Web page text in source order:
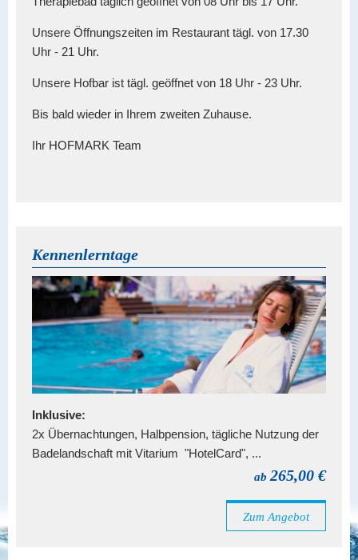
Unsere Öffnungszeiten im Restaurant tägl. von 17.30
Uhr - 21 Uhr.
Unsere Hofbar ist tägl. geöffnet von 18 Uhr - 23 Uhr.
Bis bald wieder in Ihrem zweiten Zuhause.
Ihr HOFMARK Team
Kennenlerntage
Inklusive:
2x Übernachtungen, Halbpension, tägliche Nutzung der
Badelandschaft mit Vitarium "HotelCard", ...
ab 265,00 €
Zum Angebot